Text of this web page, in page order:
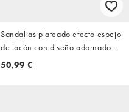
Sandalias plateado efecto espejo
de tacón con diseño adornado
Polly de Simmi London
50,99 €